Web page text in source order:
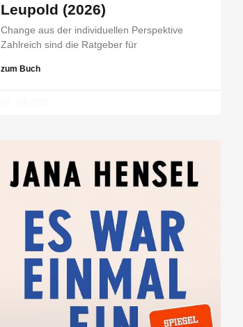
Leupold (2026)
Change aus der individuellen Perspektive
Zahlreich sind die Ratgeber für
zum Buch